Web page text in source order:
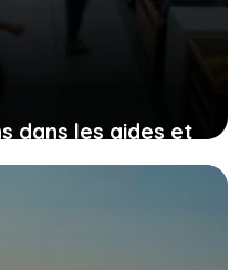
dans les aides et
le marché